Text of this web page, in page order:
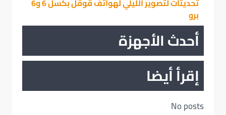
تحديثات لتصوير الليلي لهواتف قوقل بكسل 6 و6
برو
أحدث الأجهزة
إقرأ أيضا
No posts